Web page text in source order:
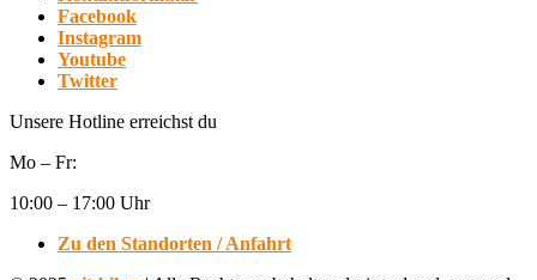
Facebook
Instagram
Youtube
Twitter
Unsere Hotline erreichst du
Mo – Fr:
10:00 – 17:00 Uhr
Zu den Standorten / Anfahrt